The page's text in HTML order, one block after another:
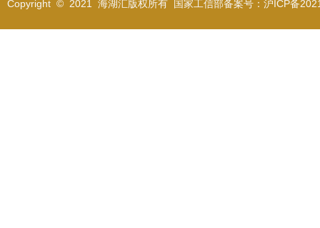
Copyright © 2021 海湖汇版权所有 国家工信部备案号：沪ICP备